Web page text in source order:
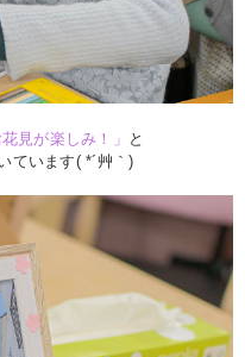
花見が楽しみ！」 と
ています( *´艸｀)